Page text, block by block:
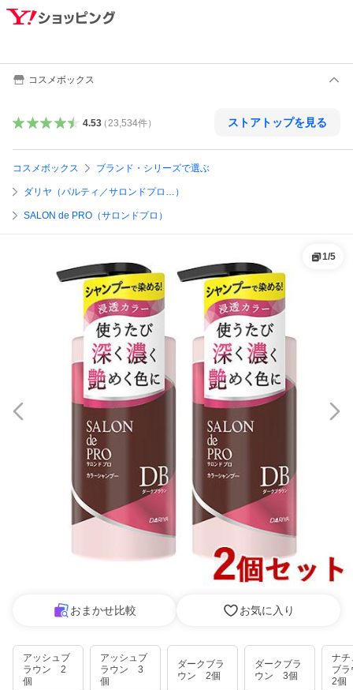
コスメボックス
4.53（ 23,534件） ストアトップを見る
コスメボックス ブランド・シリーズで選ぶ
ダリヤ（パルティ／サロンドプロ…）
SALON de PRO（サロンドプロ）
1/5
おまかせ比較 お気に入り
アッシュブ
ラウン 2
個
アッシュブ
ラウン 3
個
ダークブラ
ウン 2個
ダークブラ
ウン 3個
ナチ
ブ
2個